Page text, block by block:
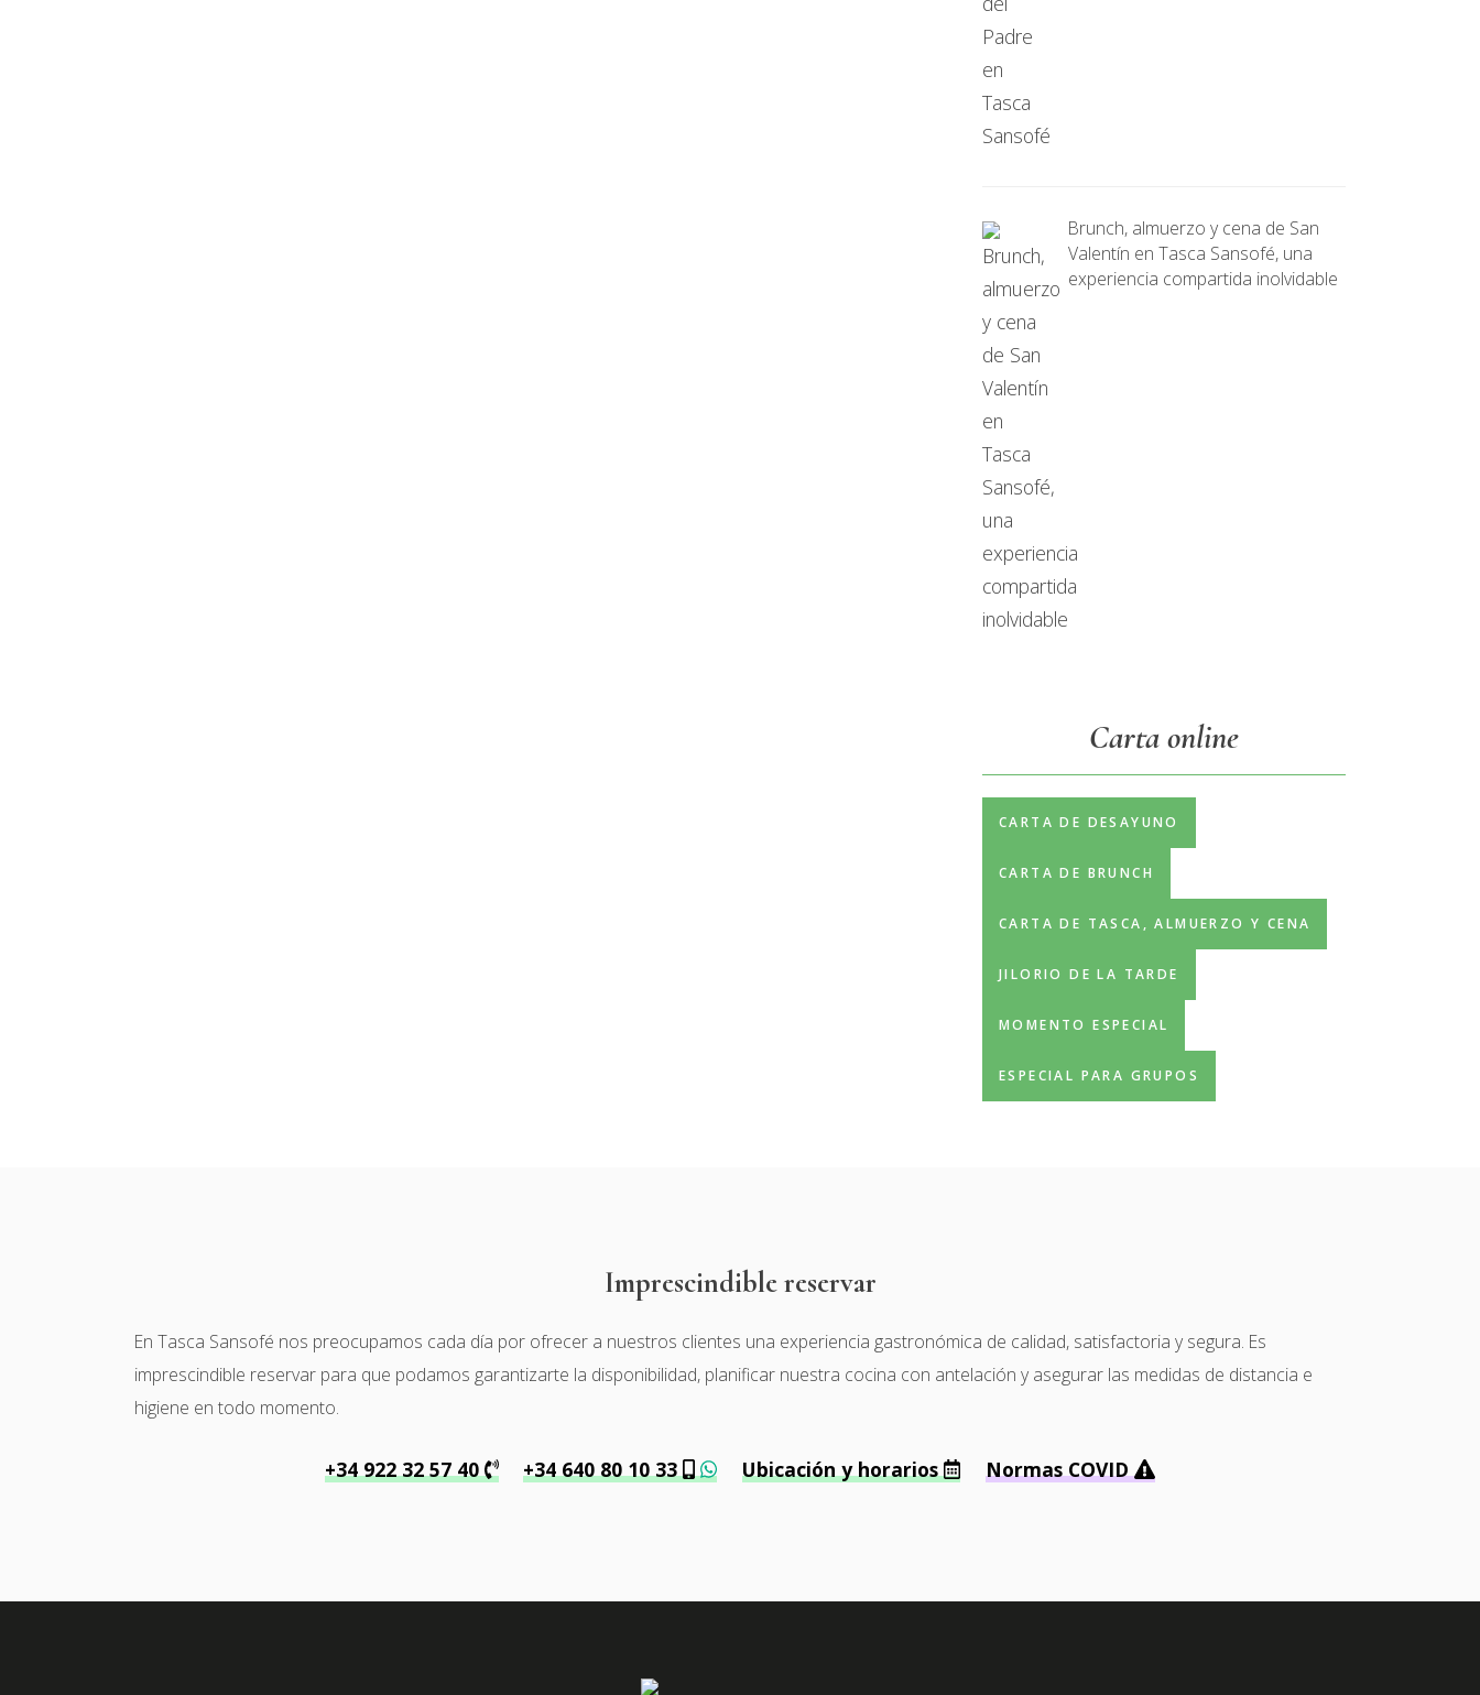
Brunch, almuerzo y cena de San
Valentín en Tasca Sansofé, una
experiencia compartida inolvidable
Carta online
CARTA DE DESAYUNO
CARTA DE BRUNCH
CARTA DE TASCA, ALMUERZO Y CENA
JILORIO DE LA TARDE
MOMENTO ESPECIAL
ESPECIAL PARA GRUPOS
Imprescindible reservar
En Tasca Sansofé nos preocupamos cada día por ofrecer a nuestros clientes una experiencia gastronómica de calidad, satisfactoria y segura. Es
imprescindible reservar para que podamos garantizarte la disponibilidad, planificar nuestra cocina con antelación y asegurar las medidas de distancia e
higiene en todo momento.
+34 922 32 57 40 +34 640 80 10 33 Ubicación y horarios Normas COVID